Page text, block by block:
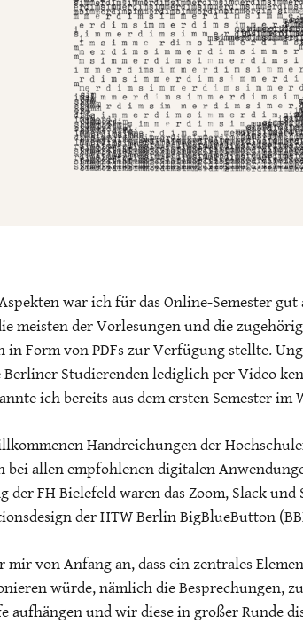
war ich für das Online-Semester
meisten der Vorlesungen und die
in Form von PDFs zur Verfügung stellte.
Studierenden lediglich per Video
ich bereits aus dem ersten Semester im
Handreichungen der
allen empfohlenen digitalen
der FH Bielefeld waren das Zoom, Slack
der HTW Berlin BigBlueButton
mir von Anfang an, dass ein zentrales
würde, nämlich die Besprechungen,
aufhängen und wir diese in großer Runde